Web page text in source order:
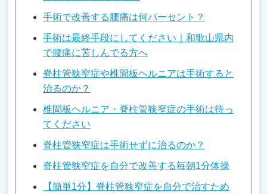
手術で改善する腰痛は何パーセント？
手術は最終手段にしてください｜和歌山県内
で腰痛に苦しんでる方へ
脊柱管狭窄症や椎間板ヘルニアは手術すると
治るのか？
椎間板ヘルニア・脊柱管狭窄症の手術は待っ
てください
脊柱管狭窄症は手術せずに治るのか？
脊柱管狭窄症を自分で改善する毎朝1分体操
【簡単1分】脊柱管狭窄症を自分で治すため